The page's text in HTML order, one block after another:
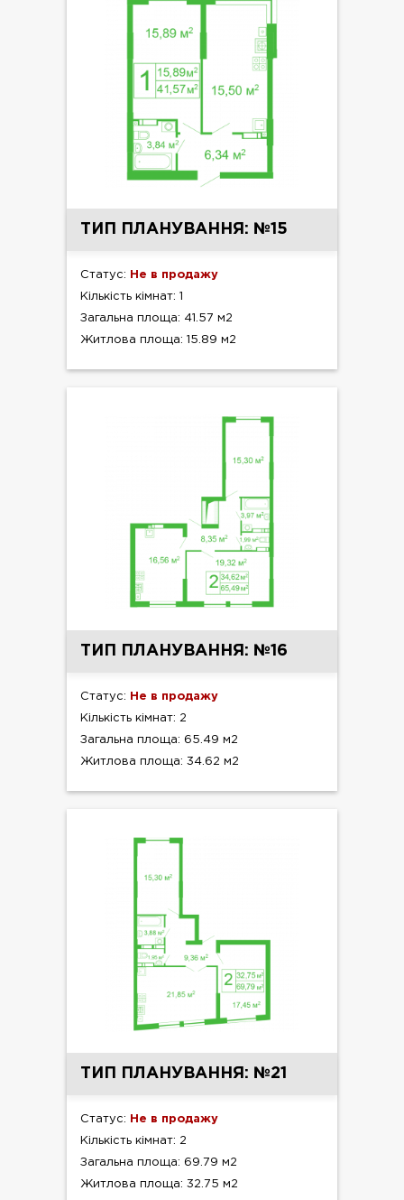
ТИП ПЛАНУВАННЯ: №15
Статус: Не в продажу
Кількість кімнат: 1
Загальна площа: 41.57 м2
Житлова площа: 15.89 м2
ТИП ПЛАНУВАННЯ: №16
Статус: Не в продажу
Кількість кімнат: 2
Загальна площа: 65.49 м2
Житлова площа: 34.62 м2
ТИП ПЛАНУВАННЯ: №21
Статус: Не в продажу
Кількість кімнат: 2
Загальна площа: 69.79 м2
Житлова площа: 32.75 м2